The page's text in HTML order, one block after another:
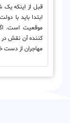
قبل از اینکه یک
ابتدا باید با
موقعیت است.
کننده آن نقش
مهاجران از دست